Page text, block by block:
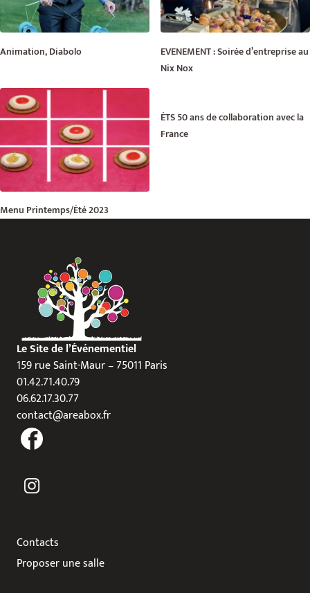
Animation, Diabolo
EVENEMENT : Soirée d’entreprise au
Nix Nox
Menu Printemps/Été 2023
ÉTS 50 ans de collaboration avec la
France
Le Site de l’Événementiel
159 rue Saint-Maur – 75011 Paris
01.42.71.40.79
06.62.17.30.77
contact@areabox.fr
Contacts
Proposer une salle